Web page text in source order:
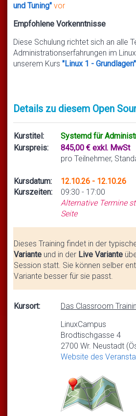
und Tuning" vor
Empfohlene Vorkenntnisse
Diese Schulung richtet sich an alle
Administrationserfahrungen im
unserem Kurs "Linux 1 - Grundlagen"
Details zu diesem Open
Kurstitel:
Systemd für
Kurspreis:
845,00 € exkl. MwSt
pro Teilnehmer,
Kursdatum:
Kurszeiten:
12.10.26 - 12.10.26
09:30 - 17:00
Alternative Termine
Seite
Dieses Training findet in der
Variante und in der Live Variante
Session statt. Sie können selber
Variante besser für sie passt.
Kursort:
Das Classroom
LinuxCampus
Brodtischgasse 4
2700 Wr. Neustadt
Website des